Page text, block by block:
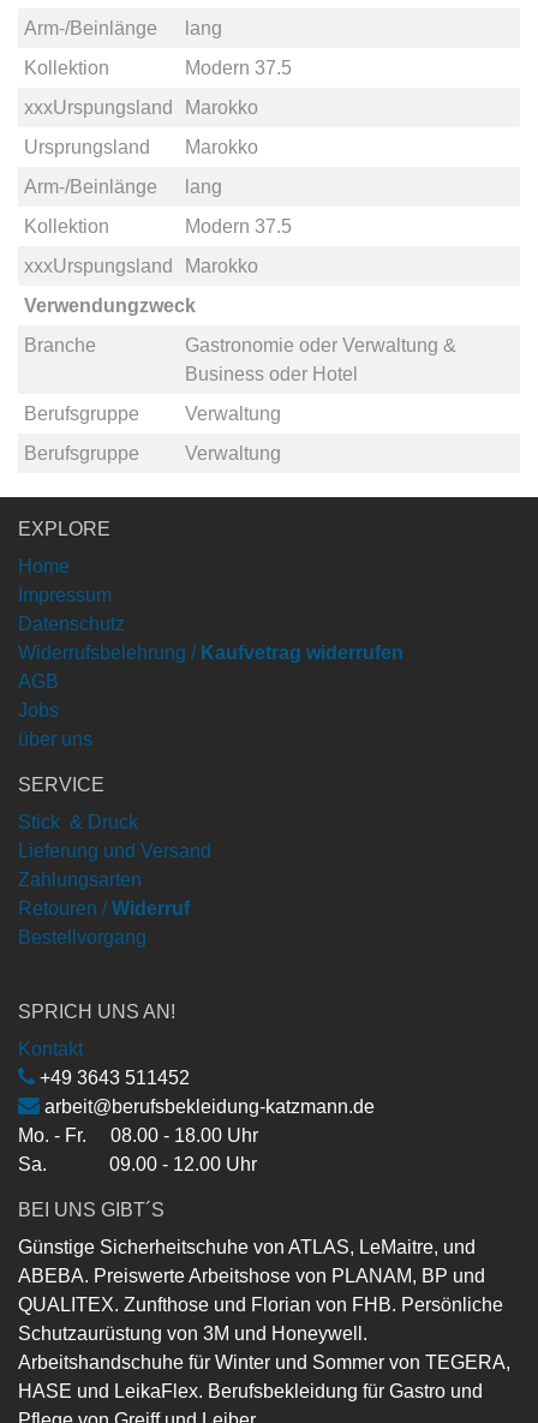
Arm-/Beinlänge
lang
Kollektion
Modern 37.5
xxxUrspungsland
Marokko
Ursprungsland
Marokko
Arm-/Beinlänge
lang
Kollektion
Modern 37.5
xxxUrspungsland
Marokko
Verwendungzweck
Branche
Gastronomie oder Verwaltung &
Businessoder Hotel
Berufsgruppe
Verwaltung
Berufsgruppe
Verwaltung
EXPLORE
Home
Impressum
Datenschutz
Widerrufsbelehrung / Kaufvetrag widerrufen
AGB
Jobs
über uns
SERVICE
Stick & Druck
Lieferung und Versand
Zahlungsarten
Retouren / Widerruf
Bestellvorgang
SPRICH UNS AN!
Kontakt
+49 3643 511452
arbeit@berufsbekleidung-katzmann.de
Mo. - Fr. 08.00 - 18.00 Uhr
Sa. 09.00 - 12.00 Uhr
BEI UNS GIBT´S
Günstige Sicherheitschuhe von ATLAS, LeMaitre, und
ABEBA. Preiswerte Arbeitshose von PLANAM, BP und
QUALITEX. Zunfthose und Florian von FHB. Persönliche
Schutzaurüstung von 3M und Honeywell.
Arbeitshandschuhe für Winter und Sommer von TEGERA,
HASE und LeikaFlex. Berufsbekleidung für Gastro und